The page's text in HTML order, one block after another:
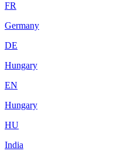
FR
Germany
DE
Hungary
EN
Hungary
HU
India